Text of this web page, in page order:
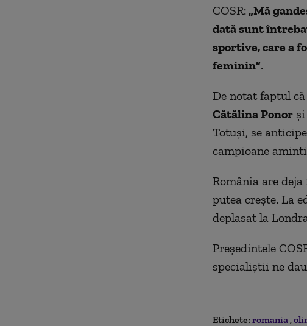
COSR: „Mă
dată sunt
sportive, care a
feminin”.
De notat faptul
Cătălina Ponorşi
Totuşi, se
campioane
România are
putea creşte. La
deplasat la
Preşedintele
specialiştii ne
Etichete: romania